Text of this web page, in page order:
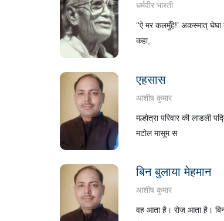
धर्मवीर भारती
‘‘ऐ मर कलमुँहे!’ अकस्मात्
कहा,
एहसास
आशीष कुमार
मल्होत्रा परिवार की लाडली
मटोल मासूम स
बिन बुलाया मेहमान
आशीष कुमार
वह आता है। रोज़ आता है।